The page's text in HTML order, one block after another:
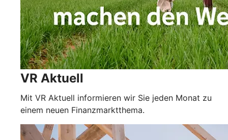
VR Aktuell
Mit VR Aktuell informieren wir Sie jeden Monat zu
einem neuen Finanzmarktthema.